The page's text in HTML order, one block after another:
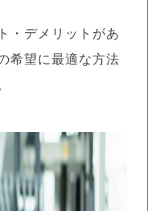
・デメリットがあ
希望に最適な方法